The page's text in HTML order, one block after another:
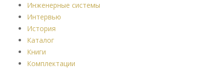
Инженерные системы
Интервью
История
Каталог
Книги
Комплектации